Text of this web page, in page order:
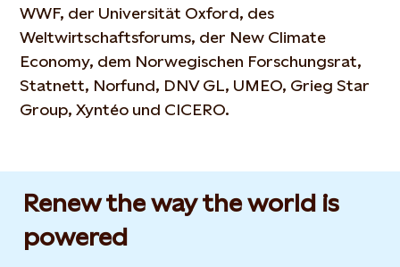
WWF, der Universität Oxford, des
Weltwirtschaftsforums, der New Climate
Economy, dem Norwegischen Forschungsrat,
Statnett, Norfund, DNV GL, UMEO, Grieg Star
Group, Xyntéo und CICERO.
Renew the way the world is
powered​